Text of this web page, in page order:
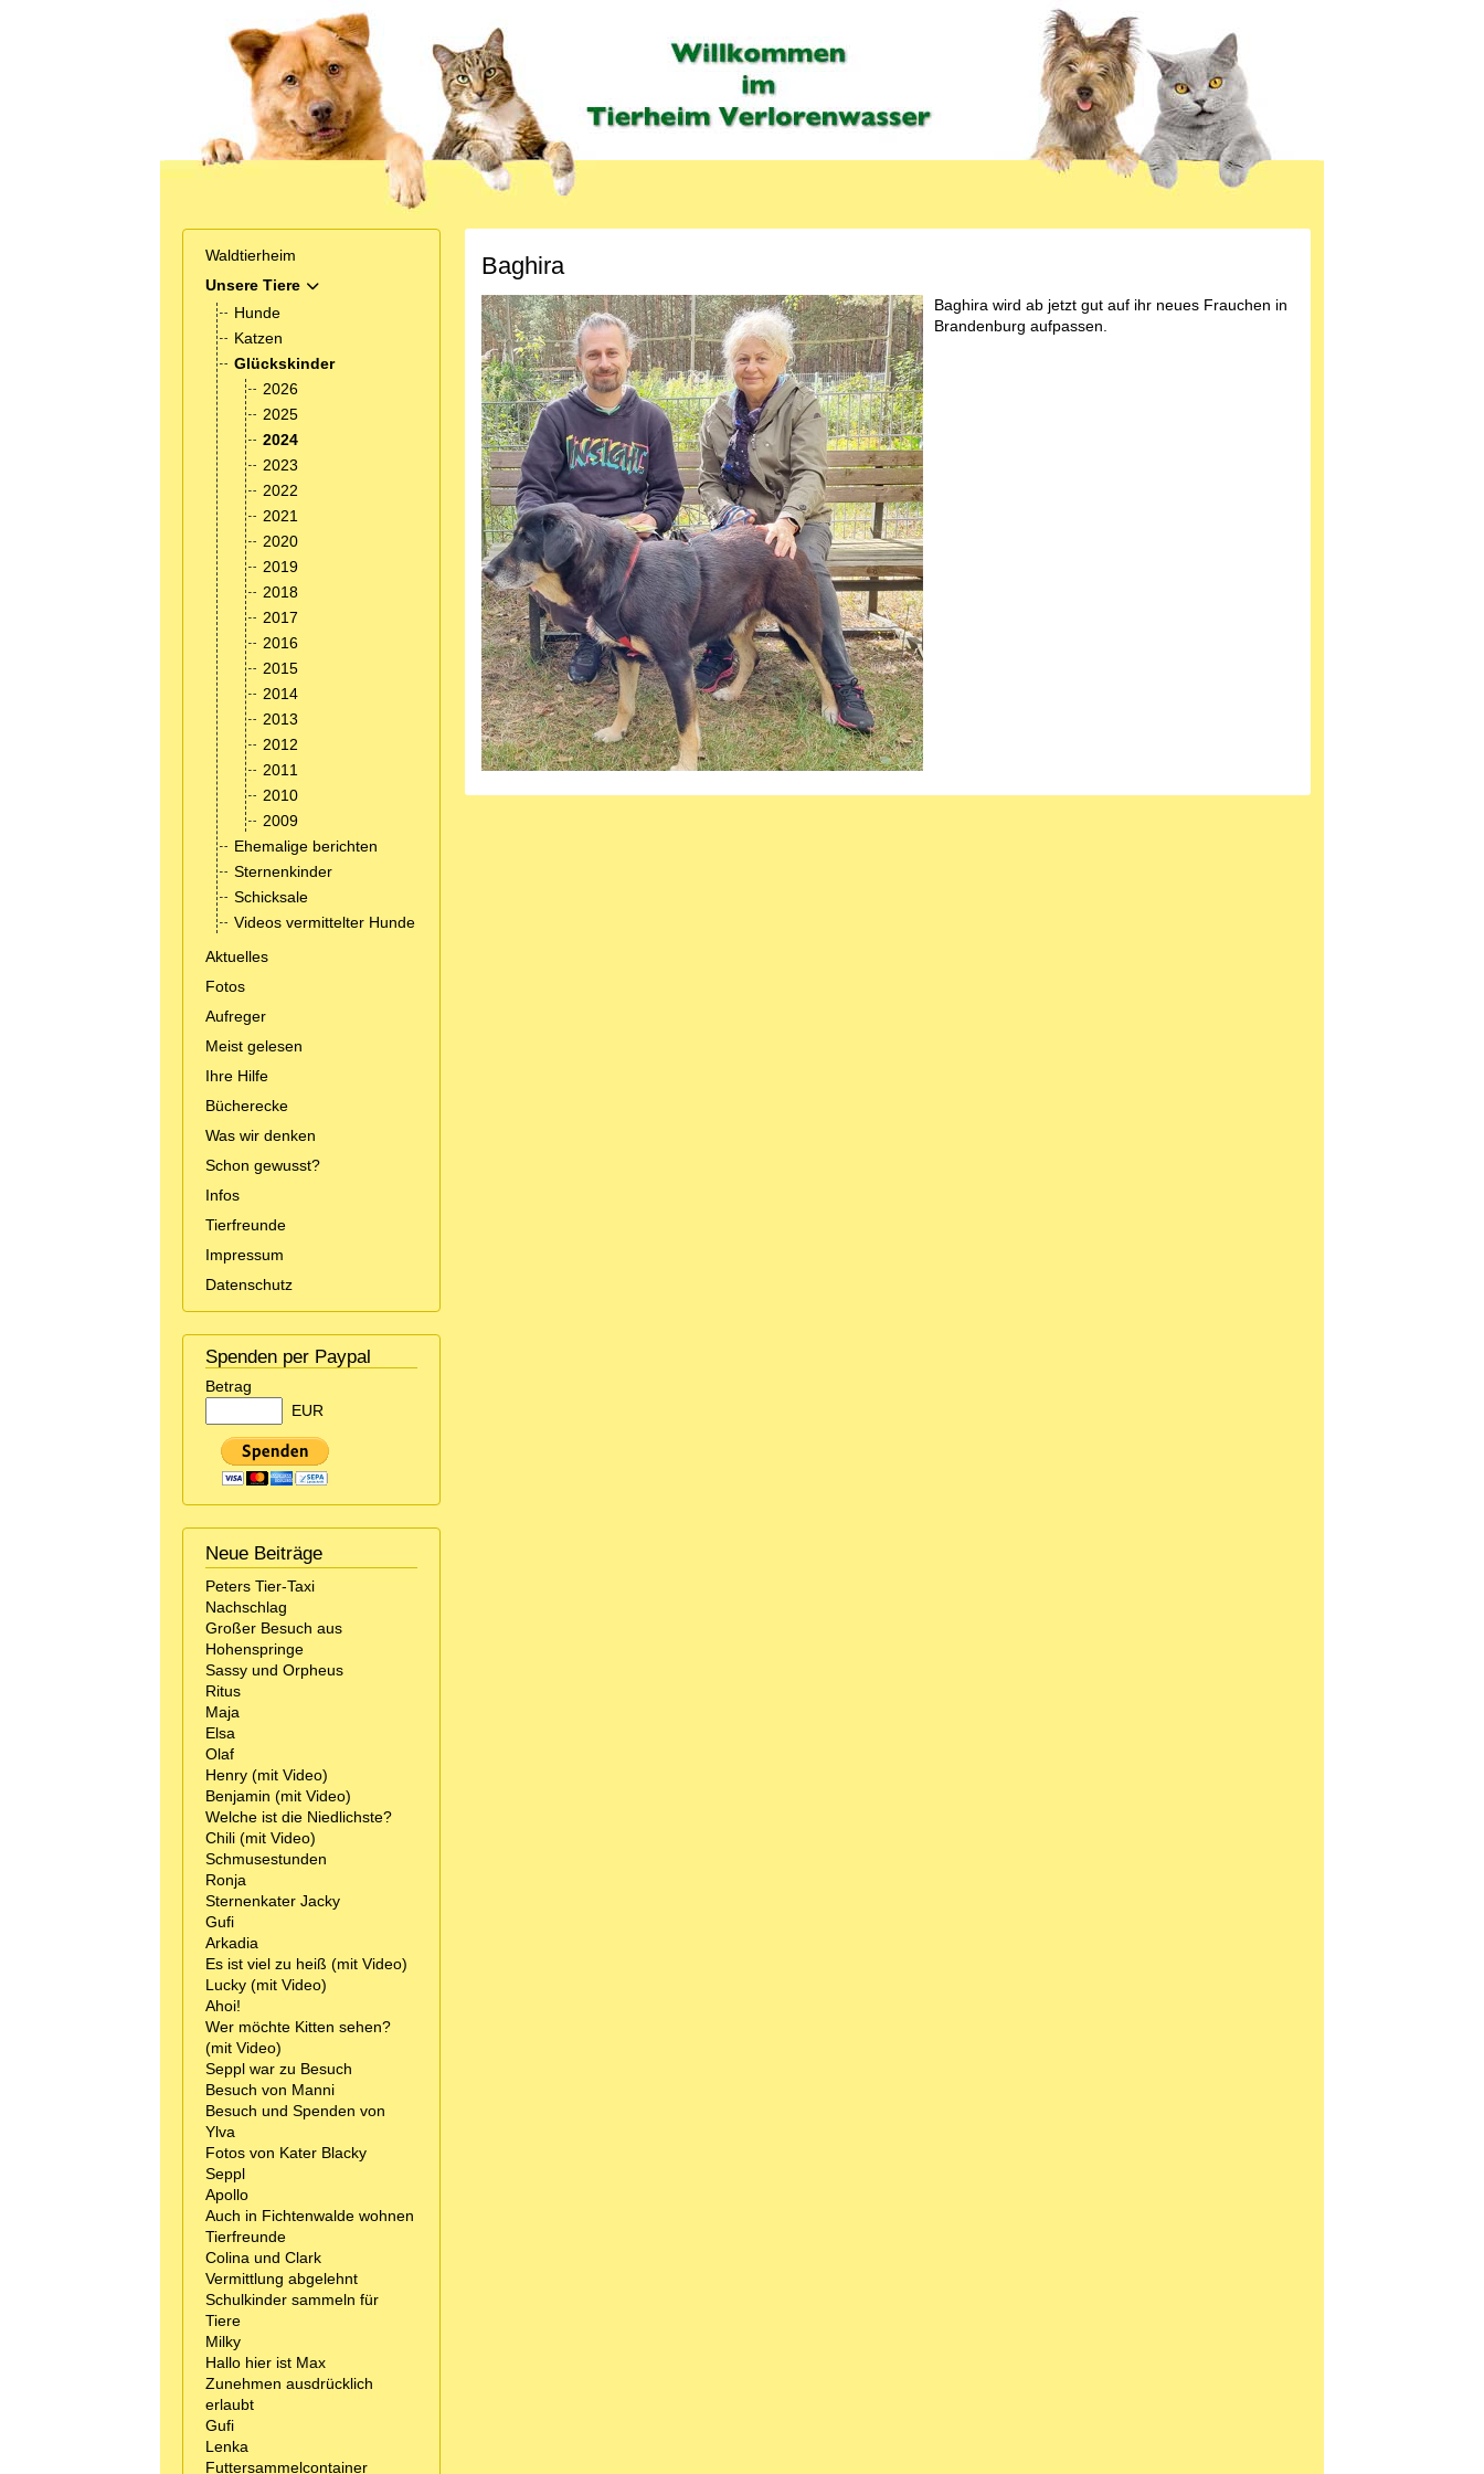
Waldtierheim
Unsere Tiere
MOD_MENU_TOGGLE_SUBMENU_LABEL
Hunde
Katzen
Glückskinder
2026
2025
2024
2023
2022
2021
2020
2019
2018
2017
2016
2015
2014
2013
2012
2011
2010
2009
Ehemalige berichten
Sternenkinder
Schicksale
Videos vermittelter Hunde
Aktuelles
Fotos
Aufreger
Meist gelesen
Ihre Hilfe
Bücherecke
Was wir denken
Schon gewusst?
Infos
Tierfreunde
Impressum
Datenschutz
Spenden per Paypal
Betrag
EUR
Neue Beiträge
Peters Tier-Taxi
Nachschlag
Großer Besuch aus
Hohenspringe
Sassy und Orpheus
Ritus
Maja
Elsa
Olaf
Henry (mit Video)
Benjamin (mit Video)
Welche ist die Niedlichste?
Chili (mit Video)
Schmusestunden
Ronja
Sternenkater Jacky
Gufi
Arkadia
Es ist viel zu heiß (mit Video)
Lucky (mit Video)
Ahoi!
Wer möchte Kitten sehen?
(mit Video)
Seppl war zu Besuch
Besuch von Manni
Besuch und Spenden von
Ylva
Fotos von Kater Blacky
Seppl
Apollo
Auch in Fichtenwalde wohnen
Tierfreunde
Colina und Clark
Vermittlung abgelehnt
Schulkinder sammeln für
Tiere
Milky
Hallo hier ist Max
Zunehmen ausdrücklich
erlaubt
Gufi
Lenka
Futtersammelcontainer
Baghira
Baghira wird ab jetzt gut auf ihr neues Frauchen in
Brandenburg aufpassen.